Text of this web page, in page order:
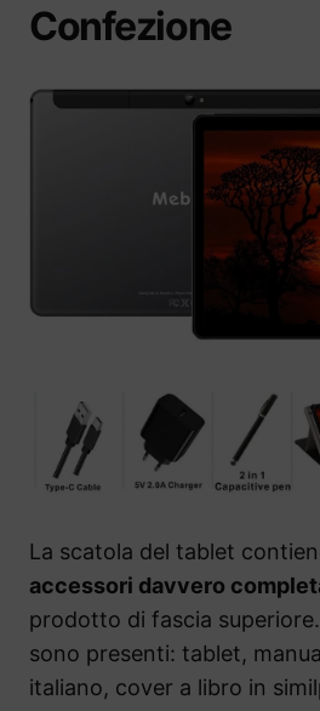
Confezione
La scatola del tablet
accessori davvero
prodotto di fascia
sono presenti: tablet,
italiano, cover a libro in